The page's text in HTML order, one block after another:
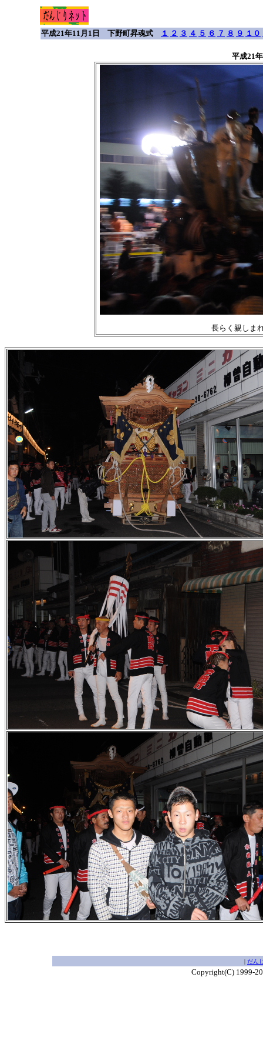
平成21年11月1日 下野町昇魂式 １ ２ ３ ４ ５ ６ ７ ８ ９ １０
平成21
長らく親しま
| だん
Copyright(C) 1999-